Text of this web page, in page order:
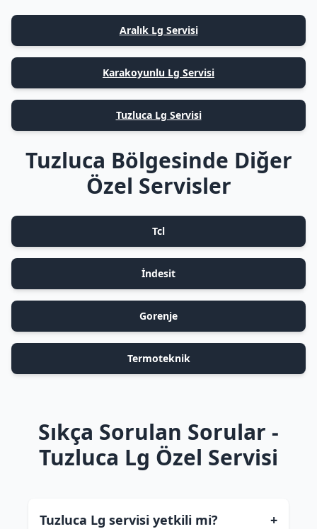
Aralık Lg Servisi
Karakoyunlu Lg Servisi
Tuzluca Lg Servisi
Tuzluca Bölgesinde Diğer
Özel Servisler
Tcl
İndesit
Gorenje
Termoteknik
Sıkça Sorulan Sorular -
Tuzluca Lg Özel Servisi
Tuzluca Lg servisi yetkili mi? +